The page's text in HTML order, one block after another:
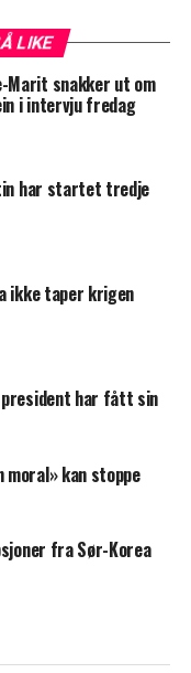
LIKE
Marit snakker ut om
i intervju fredag
har startet tredje
ikke taper krigen
har fått sin
moral» kan stoppe
fra Sør-Korea